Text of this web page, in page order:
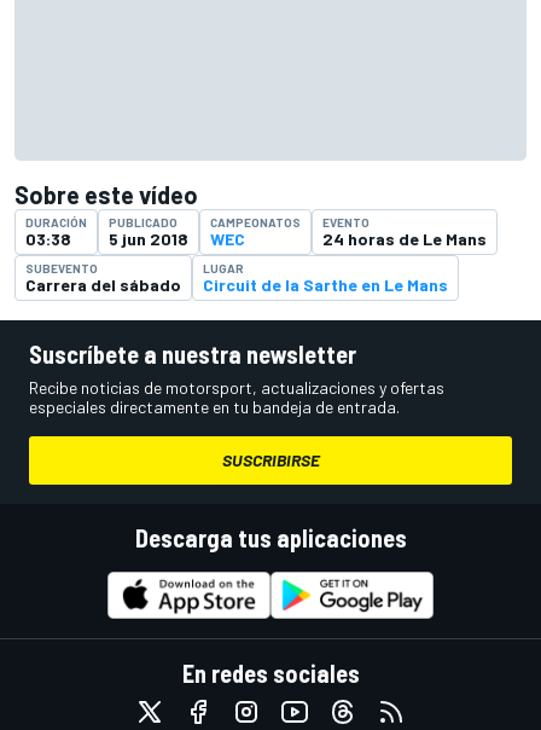
Sobre este vídeo
DURACIÓN
03:38
PUBLICADO
5 jun 2018
CAMPEONATOS
WEC
EVENTO
24 horas de Le Mans
SUBEVENTO
Carrera del sábado
LUGAR
Circuit de la Sarthe en Le Mans
Suscríbete a nuestra newsletter
Recibe noticias de motorsport, actualizaciones y ofertas
especiales directamente en tu bandeja de entrada.
SUSCRIBIRSE
Descarga tus aplicaciones
En redes sociales